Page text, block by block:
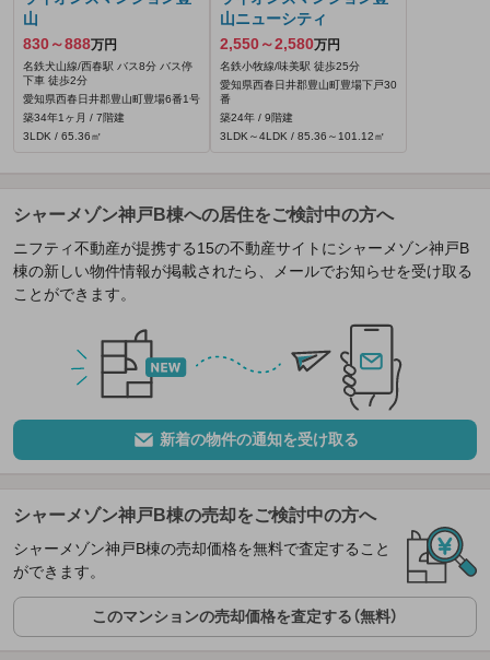
山
830～888万円
名鉄犬山線/西春駅 バス8分 バス停
下車 徒歩2分
愛知県西春日井郡豊山町豊場6番1号
築34年1ヶ月 / 7階建
3LDK / 65.36㎡
山ニューシティ
2,550～2,580万円
名鉄小牧線/味美駅 徒歩25分
愛知県西春日井郡豊山町豊場下戸30
番
築24年 / 9階建
3LDK～4LDK / 85.36～101.12㎡
シャーメゾン神戸B棟への居住をご検討中の方へ
ニフティ不動産が提携する15の不動産サイトにシャーメゾン神戸B
棟の新しい物件情報が掲載されたら、メールでお知らせを受け取る
ことができます。
新着の物件の通知を受け取る
シャーメゾン神戸B棟の売却をご検討中の方へ
シャーメゾン神戸B棟の売却価格を無料で査定すること
ができます。
このマンションの売却価格を査定する（無料）